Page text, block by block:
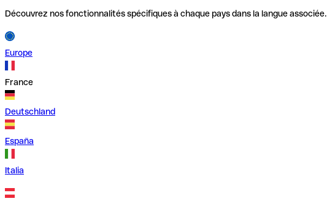
Découvrez nos fonctionnalités spécifiques à chaque pays dans la langue associée.
Europe
France
Deutschland
España
Italia